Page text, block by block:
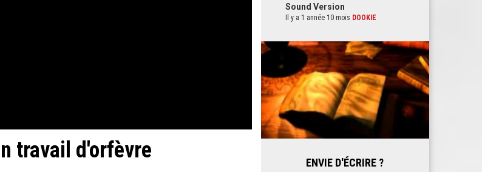
travail d'orfèvre
Sound Version
Il y a 1 année 10 mois DOOKIE
ENVIE D'ÉCRIRE ?